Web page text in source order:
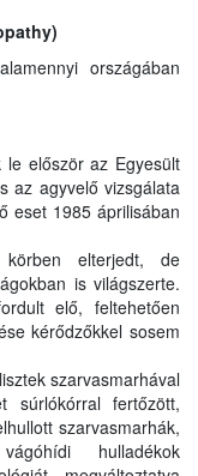
országában
először az Egyesült
az agyvelő vizsgálata
eset 1985 áprilisában
körben elterjedt, de
is világszerte.
elő, feltehetően
kérődzőkkel sosem
szarvasmarhával
súrlókórral fertőzött,
szarvasmarhák,
hulladékok